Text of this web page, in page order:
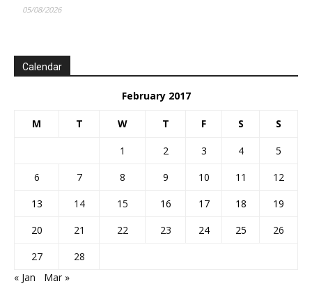
05/08/2026
Calendar
February 2017
M T W T F S S
1 2 3 4
5
6
7 8 9 10 11
12
13
14 15 16 17 18
19
20
21 22 23 24 25
26
27
28
« Jan
Mar »